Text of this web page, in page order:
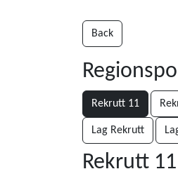
Back
Rekrutt 11
Lag Rekrutt
Rekrutt 11